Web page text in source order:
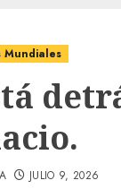
Mundiales
JULIO 9, 2026